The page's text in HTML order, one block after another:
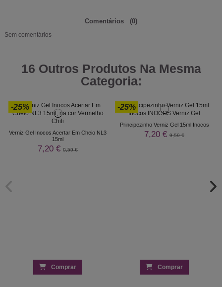
Comentários (0)
Sem comentários
16 Outros Produtos Na Mesma
Categoria:
-25%
Verniz Gel Inocos Acertar Em Cheio NL3
15ml
7,20 € 9,59 €
Comprar
-25%
Principezinho Verniz Gel 15ml Inocos
7,20 € 9,59 €
Comprar